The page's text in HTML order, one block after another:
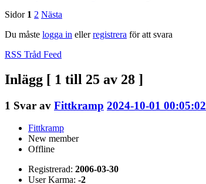
Sidor 1 2 Nästa
Du måste logga in ellerregistrera för att svara
RSS Tråd Feed
Inlägg [ 1 till 25 av 28 ]
1 Svar av Fittkramp 2024-10-01 00:05:02
Fittkramp
New member
Offline
Registrerad: 2006-03-30
User Karma: -2